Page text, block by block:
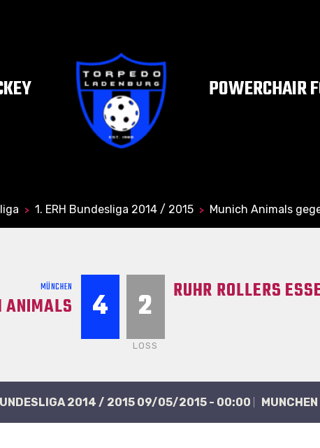
POWERCHAIR
> 1. ERH Bundesliga 2014 / 2015 > Munich Animals
MÜNCHEN
ANIMALS 4 2
LOSS
RUHR ROLLERS
2014 / 2015 09/05/2015 - 00:00 MÜNCHEN